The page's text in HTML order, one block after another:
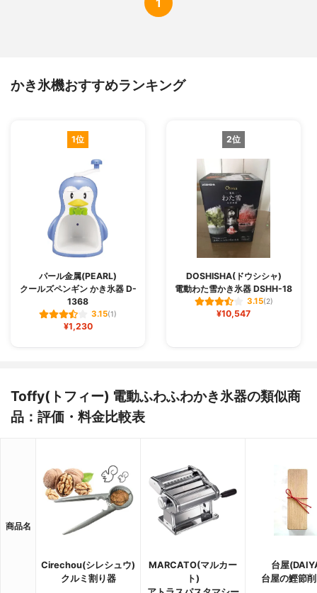
かき氷機おすすめランキング
1位
パール金属(PEARL)
クールズペンギン かき氷器 D-
1368
3.15(1)
¥1,230
2位
DOSHISHA(ドウシシャ)
電動わた雪かき氷器 DSHH-18
3.15(2)
¥10,547
Toffy(トフィー) 電動ふわふわかき氷器の類似商
品：評価・料金比較表
商品名
Cirechou(シレシュウ)
クルミ割り器
MARCATO(マルカー
ト)
台屋
台屋の鰹節